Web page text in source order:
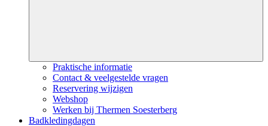
Praktische informatie
Contact & veelgestelde vragen
Reservering wijzigen
Webshop
Werken bij Thermen Soesterberg
Badkledingdagen